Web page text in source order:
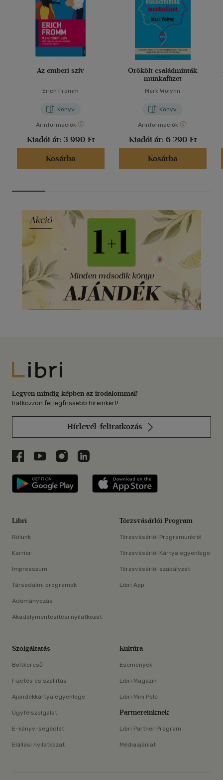
Az emberi szív
Erich Fromm
Könyv
Árinformációk
Kiadói ár: 3 990 Ft
Kosárba
Örökölt családminták
munkafüzet
Mark Wolynn
Könyv
Árinformációk
Kiadói ár: 6 290 Ft
Kosárba
Libri
Legyen mindig képben az irodalommal!
Iratkozzon fel legfrissebb híreinkért!
Hírlevél-feliratkozás
Libri a Facebookon
Libri a Youtube-on
Libri az Instagramon
Libri a LinkedInen
Libri applikáció Szerezd meg: Google
Libri
Rólunk
Karrier
Impresszum
Társadalmi programok
Adományozás
Akadálymentesítési nyilatkozat
Törzsvásárlói Program
Törzsvásárlói Programunkról
Törzsvásárlói Kártya egyenlege
Törzsvásárlói szabályzat
Libri App
Szolgáltatás
Boltkereső
Fizetés és szállítás
Ajándékkártya egyenlege
Ügyfélszolgálat
E-könyv-segédlet
Elállási nyilatkozat
Kultúra
Események
Libri Magazin
Libri Mini Polc
Partnereinknek
Libri Partner Program
Médiaajánlat